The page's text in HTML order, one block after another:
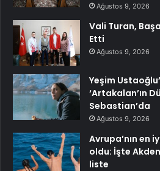
Ağustos 9, 2026
Vali Turan,
Etti
Ağustos 9, 2026
Yeşim
‘Artakalan’ın
Sebastian’da
Ağustos 9, 2026
Avrupa’nın en
oldu: İşte
liste